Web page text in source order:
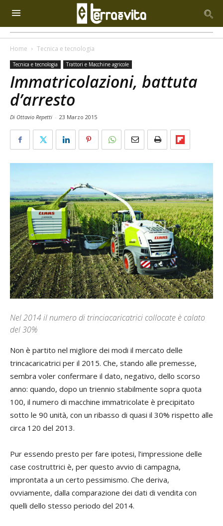
Home Tecnica e tecnologia
Tecnica e tecnologia Trattori e Macchine agricole
Immatricolazioni, battuta
d’arresto
Di Ottavio Repetti - 23 Marzo 2015
Nel 2014 il numero di trinciacaricatrici collocate è calato
del 30%
Non è partito nel migliore dei modi il mercato delle
trincacaricatrici per il 2015. Che, stando alle premesse,
sembra voler confermare il dato, negativo, dello scorso
anno: quando, dopo un triennio stabilmente sopra quota
100, il numero di macchine immatricolate è precipitato
sotto le 90 unità, con un ribasso di quasi il 30% rispetto alle
circa 120 del 2013.
Pur essendo presto per fare ipotesi, l’impressione delle
case costruttrici è, per questo avvio di campagna,
improntata a un certo pessimismo. Che deriva,
ovviamente, dalla comparazione dei dati di vendita con
quelli dello stesso periodo del 2014.